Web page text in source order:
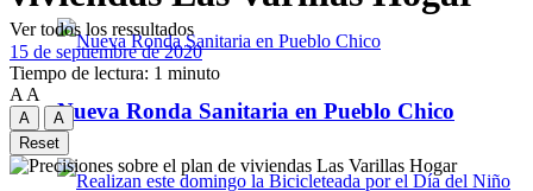
Nueva Ronda Sanitaria en Pueblo Chico
Ver todos los ressultados
15 de septiembre de 2020
Tiempo de lectura: 1 minuto
A A
A
A
Reset